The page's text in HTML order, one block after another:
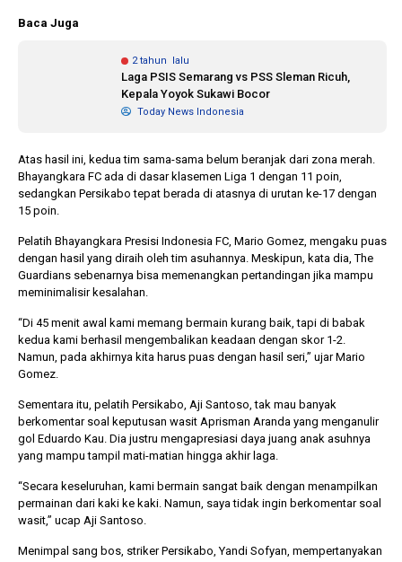
Baca Juga
2 tahun lalu
Laga PSIS Semarang vs PSS Sleman Ricuh,
Kepala Yoyok Sukawi Bocor
Today News Indonesia
Atas hasil ini, kedua tim sama-sama belum beranjak dari zona merah.
Bhayangkara FC ada di dasar klasemen Liga 1 dengan 11 poin,
sedangkan Persikabo tepat berada di atasnya di urutan ke-17 dengan
15 poin.
Pelatih Bhayangkara Presisi Indonesia FC, Mario Gomez, mengaku puas
dengan hasil yang diraih oleh tim asuhannya. Meskipun, kata dia, The
Guardians sebenarnya bisa memenangkan pertandingan jika mampu
meminimalisir kesalahan.
“Di 45 menit awal kami memang bermain kurang baik, tapi di babak
kedua kami berhasil mengembalikan keadaan dengan skor 1-2.
Namun, pada akhirnya kita harus puas dengan hasil seri,” ujar Mario
Gomez.
Sementara itu, pelatih Persikabo, Aji Santoso, tak mau banyak
berkomentar soal keputusan wasit Aprisman Aranda yang menganulir
gol Eduardo Kau. Dia justru mengapresiasi daya juang anak asuhnya
yang mampu tampil mati-matian hingga akhir laga.
“Secara keseluruhan, kami bermain sangat baik dengan menampilkan
permainan dari kaki ke kaki. Namun, saya tidak ingin berkomentar soal
wasit,” ucap Aji Santoso.
Menimpal sang bos, striker Persikabo, Yandi Sofyan, mempertanyakan